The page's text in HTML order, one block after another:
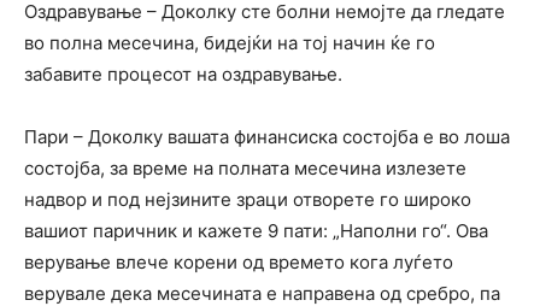
Оздравување – Доколку сте болни немојте да гледате
во полна месечина, бидејќи на тој начин ќе го
забавите процесот на оздравување.
Пари – Доколку вашата финансиска состојба е во лоша
состојба, за време на полната месечина излезете
надвор и под нејзините зраци отворете го широко
вашиот паричник и кажете 9 пати: „Наполни го“. Ова
верување влече корени од времето кога луѓето
верувале дека месечината е направена од сребро, па